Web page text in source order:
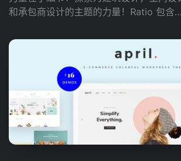
和承包商设计的主题的力量！Ratio 包含